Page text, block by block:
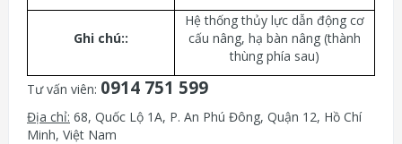
Ghi chú::
Hệ thống thủy lực dẫn động cơ
cấu nâng, hạ bàn nâng (thành
thùng phía sau)
Tư vấn viên: 0914 751 599
Địa chỉ: 68, Quốc Lộ 1A, P. An Phú Đông, Quận 12, Hồ Chí
Minh, Việt Nam